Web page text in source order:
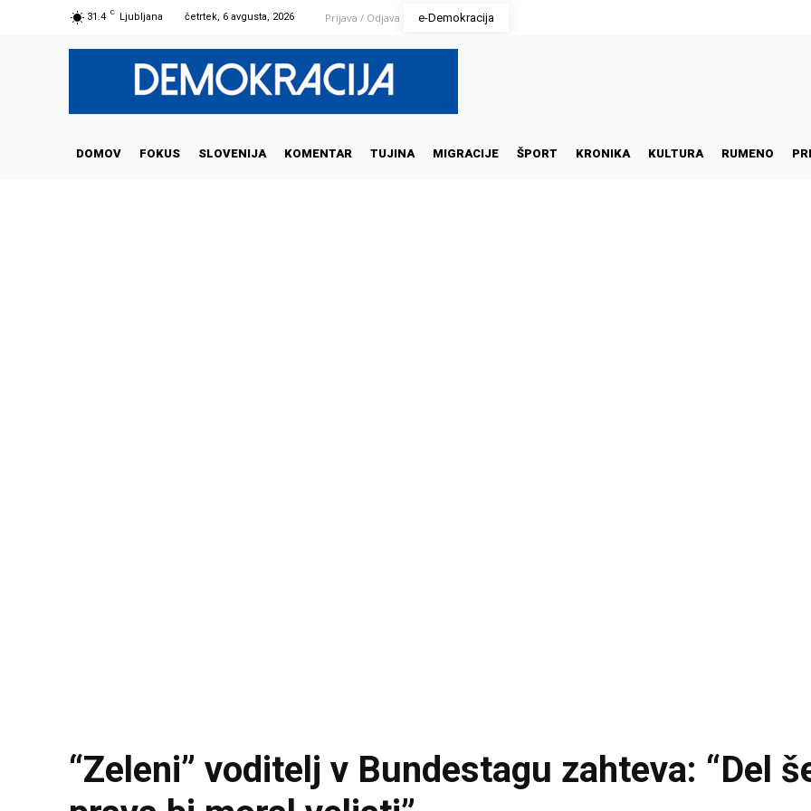
31.4 C Ljubljana četrtek, 6 avgusta, 2026 Prijava / Odjava e-Demokracija
DOMOV FOKUS SLOVENIJA KOMENTAR TUJINA MIGRACIJE ŠPORT KRONIKA KULTURA RUMENO
“Zeleni” voditelj v Bundestagu zahteva: “Del